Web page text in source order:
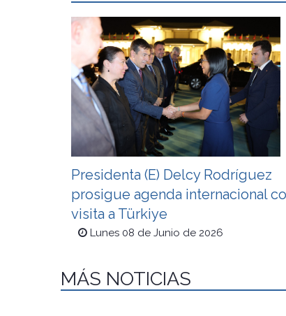
Presidenta (E) Delcy Rodríguez
prosigue agenda internacional
visita a Türkiye
Lunes 08 de Junio de 2026
MÁS NOTICIAS